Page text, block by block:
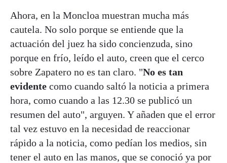
Ahora, en la Moncloa muestran mucha más
cautela. No solo porque se entiende que la
actuación del juez ha sido concienzuda, sino
porque en frío, leído el auto, creen que el cerco
sobre Zapatero no es tan claro. "No es tan
evidente como cuando saltó la noticia a primera
hora, como cuando a las 12.30 se publicó un
resumen del auto", arguyen. Y añaden que el error
tal vez estuvo en la necesidad de reaccionar
rápido a la noticia, como pedían los medios, sin
tener el auto en las manos, que se conoció ya por